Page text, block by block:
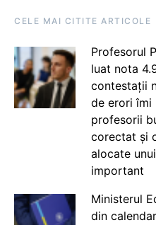
CELE MAI CITITE ARTICOLE
Profesorul
luat nota
contestații
de erori îmi
profesorii
corectat și
alocate
important
Ministerul
din